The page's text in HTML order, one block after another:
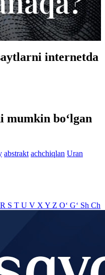
internetda
mumkin bo‘lgan
abstrakt achchiqlan Uran
R S T U V X Y Z O‘ G‘ Sh Ch